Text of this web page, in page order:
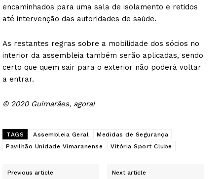
encaminhados para uma sala de isolamento e retidos
até intervenção das autoridades de saúde.
As restantes regras sobre a mobilidade dos sócios no
interior da assembleia também serão aplicadas, sendo
certo que quem sair para o exterior não poderá voltar
a entrar.
© 2020 Guimarães, agora!
TAGS Assembleia Geral
Medidas de Segurança
Pavilhão Unidade Vimaranense
Vitória Sport Clube
Previous article Next article